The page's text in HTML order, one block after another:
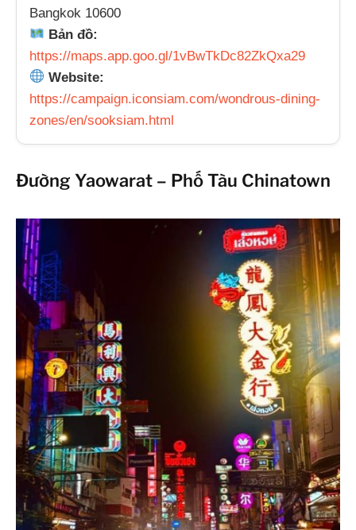
Bangkok 10600
Bản đồ:
https://maps.app.goo.gl/1vBwTkDc82ZkQxa29
Website:
https://campaign.iconsiam.com/wondrous-dining-
zones/en/sooksiam.html
Đường Yaowarat – Phố Tàu Chinatown